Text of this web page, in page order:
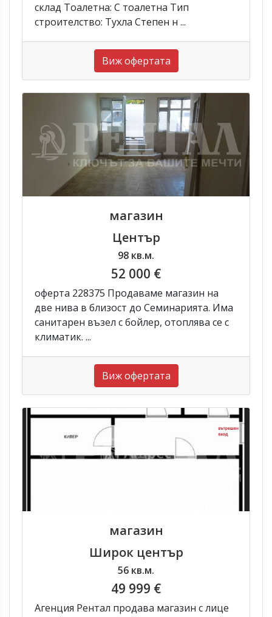
склад Тоалетна: С тоалетна Тип
строителство: Тухла Степен н ...
Виж офертата
магазин
Център
98 кв.м.
52 000 €
оферта 228375 Продаваме магазин на
две нива в близост до Семинарията. Има
санитарен възел с бойлер, отоплява се с
климатик. ...
Виж офертата
магазин
Широк център
56 кв.м.
49 999 €
Агенция Рентал продава магазин с лице